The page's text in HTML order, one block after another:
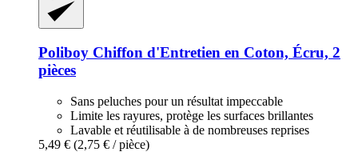
Poliboy Chiffon d'Entretien en Coton, Écru, 2
pièces
Sans peluches pour un résultat impeccable
Limite les rayures, protège les surfaces brillantes
Lavable et réutilisable à de nombreuses reprises
5,49 € (2,75 € / pièce)